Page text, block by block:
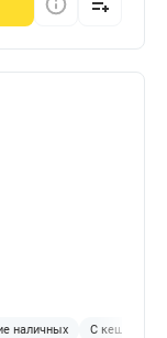
наличных С кешбэком